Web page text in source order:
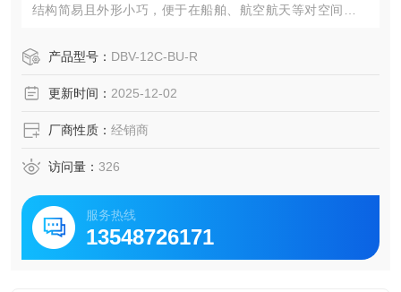
结构简易且外形小巧，便于在船舶、航空航天等对空间要求
舶、航空航天等对空间要求苛刻的区域进行安装部署。阀门
契合多种流体控制环境的使用要求。
产品型号： DBV-12C-BU-R
更新时间： 2025-12-02
厂商性质： 经销商
访问量： 326
服务热线
13548726171